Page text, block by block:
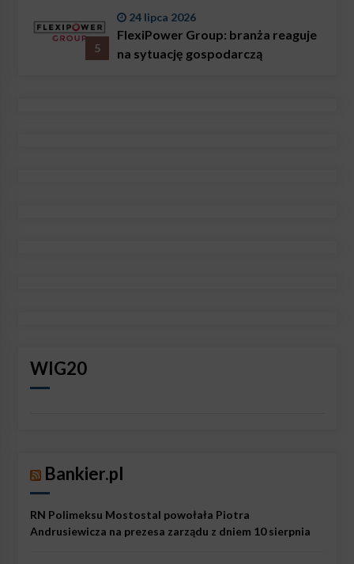
5
24 lipca 2026
FlexiPower Group: branża reaguje
na sytuację gospodarczą
WIG20
Bankier.pl
RN Polimeksu Mostostal powołała Piotra
Andrusiewicza na prezesa zarządu z dniem 10 sierpnia